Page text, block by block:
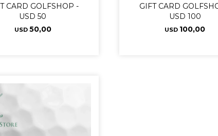
CARD GOLFSHOP -
USD 50
USD 50,00
GIFT CARD
USD 100
USD 100,00